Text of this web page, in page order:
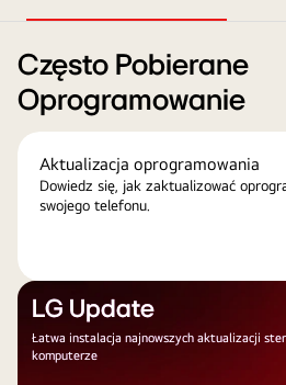
Często Pobierane
Oprogramowanie
Aktualizacja oprogramowania
Dowiedz się, jak zaktualizować
swojego telefonu.
LG Update
Łatwa instalacja najnowszych aktualizacji
komputerze